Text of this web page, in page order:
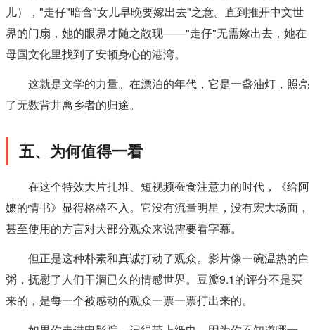
儿），"走仔"暗含"女儿早晚要嫁出去"之意。直到推开中文世
界的门扇，她的眼界才随之敞现——"走仔"无需嫁出去，她在
母国文化里找到了安顿身心的港湾。
这就是文学的力量。在漂泊的年代，它是一盏油灯，照亮
了无数背井离乡者的归途。
五、为何值得一看
在这个特效大片扎堆、短视频蚕食注意力的时代，《给阿
嬷的情书》显得格格不入。它没有流量明星，没有宏大场面，
甚至使用的方言对大部分观众来说需要看字幕。
但正是这种朴素和真诚打动了观众。影片像一碗温热的白
粥，抚慰了人们干涸已久的情感世界。豆瓣9.1的评分不是买
来的，是每一个被感动的观众一票一票打出来的。